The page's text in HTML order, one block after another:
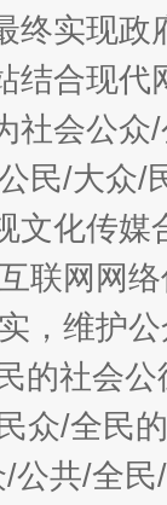
终实现
结合现
社会公
民/大众/
文化传
联网网
，维护
的社会公
众/全民
公共/全